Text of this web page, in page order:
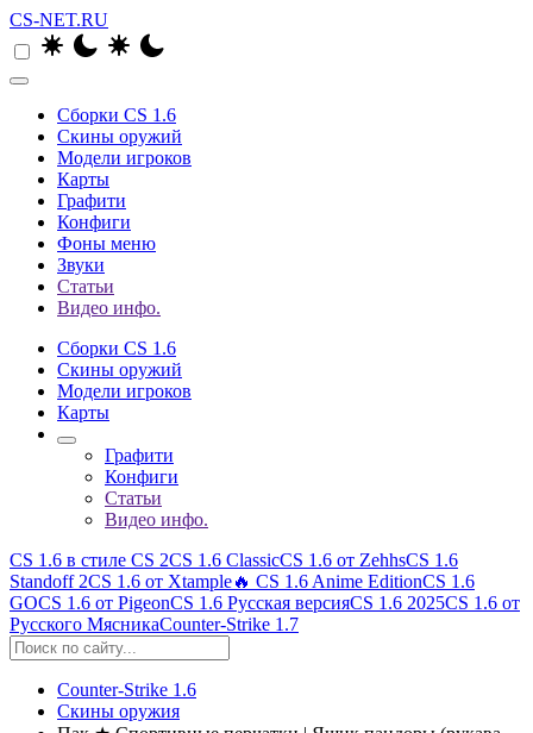
CS-NET.RU
Сборки CS 1.6
Скины оружий
Модели игроков
Карты
Графити
Конфиги
Фоны меню
Звуки
Статьи
Видео инфо.
Сборки CS 1.6
Скины оружий
Модели игроков
Карты
Графити
Конфиги
Статьи
Видео инфо.
CS 1.6 в стиле CS 2CS 1.6 ClassicCS 1.6 от ZehhsCS 1.6
Standoff 2CS 1.6 от Xtample🔥 CS 1.6 Anime EditionCS 1.6
GOCS 1.6 от PigeonCS 1.6 Русская версияCS 1.6 2025CS 1.6 от
Русского МясникаCounter-Strike 1.7
Counter-Strike 1.6
Скины оружия